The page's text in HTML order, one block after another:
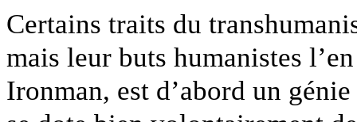
Certains traits du
mais leur buts humanistes
Ironman, est d’abord un